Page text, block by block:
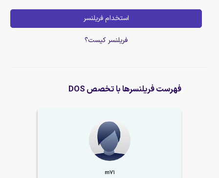
استخدام فریلنسر
فریلنسر کیست؟
فهرست فریلنسرها با تخصص DOS
m71